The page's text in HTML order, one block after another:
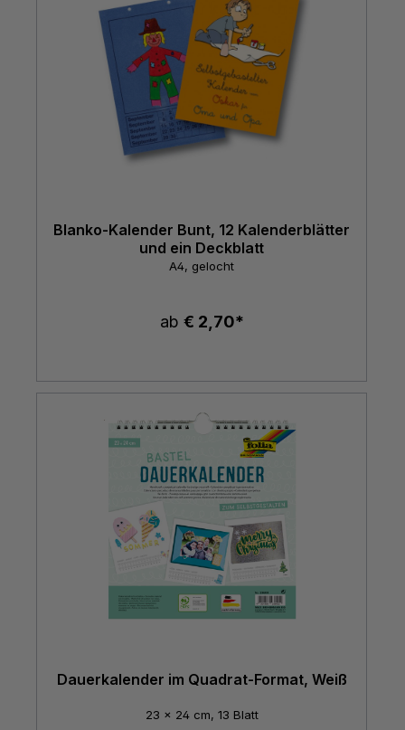
Blanko-Kalender Bunt, 12 Kalenderblätter
und ein Deckblatt
A4, gelocht
ab € 2,70*
Dauerkalender im Quadrat-Format, Weiß
23 x 24 cm, 13 Blatt